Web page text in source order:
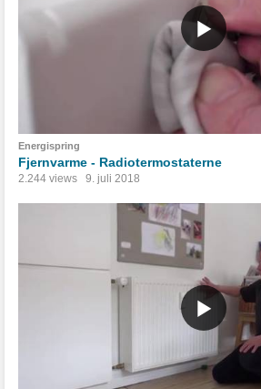
Energispring
Fjernvarme - Radiotermostaterne
2.244 views 9. juli 2018